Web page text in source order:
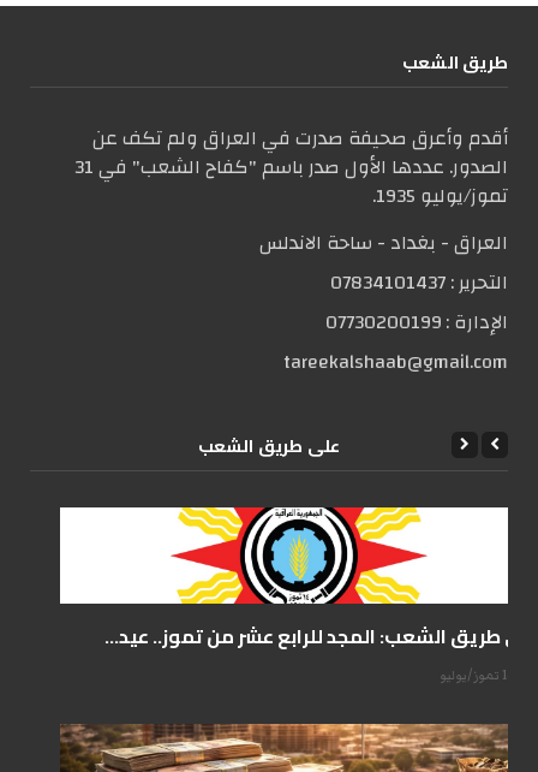
طریق الشعب
أقدم وأعرق صحيفة صدرت في العراق ولم تكف عن
الصدور. عددها الأول صدر باسم "كفاح الشعب" في 31
تموز/يوليو 1935.
العراق - بغداد - ساحة الاندلس
التحریر :07834101437
الإدارة :07730200199
tareekalshaab@gmail.com
علی طریق الشعب
على طريق الشعب: المجد للرابع عشر من تموز.. عيد...
14 تموز/يوليو